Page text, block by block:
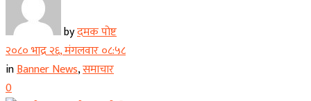
byदमक पोष्ट
२०८० भाद्र २६, मंगलवार ०८:५८
inBanner News,समाचार
0